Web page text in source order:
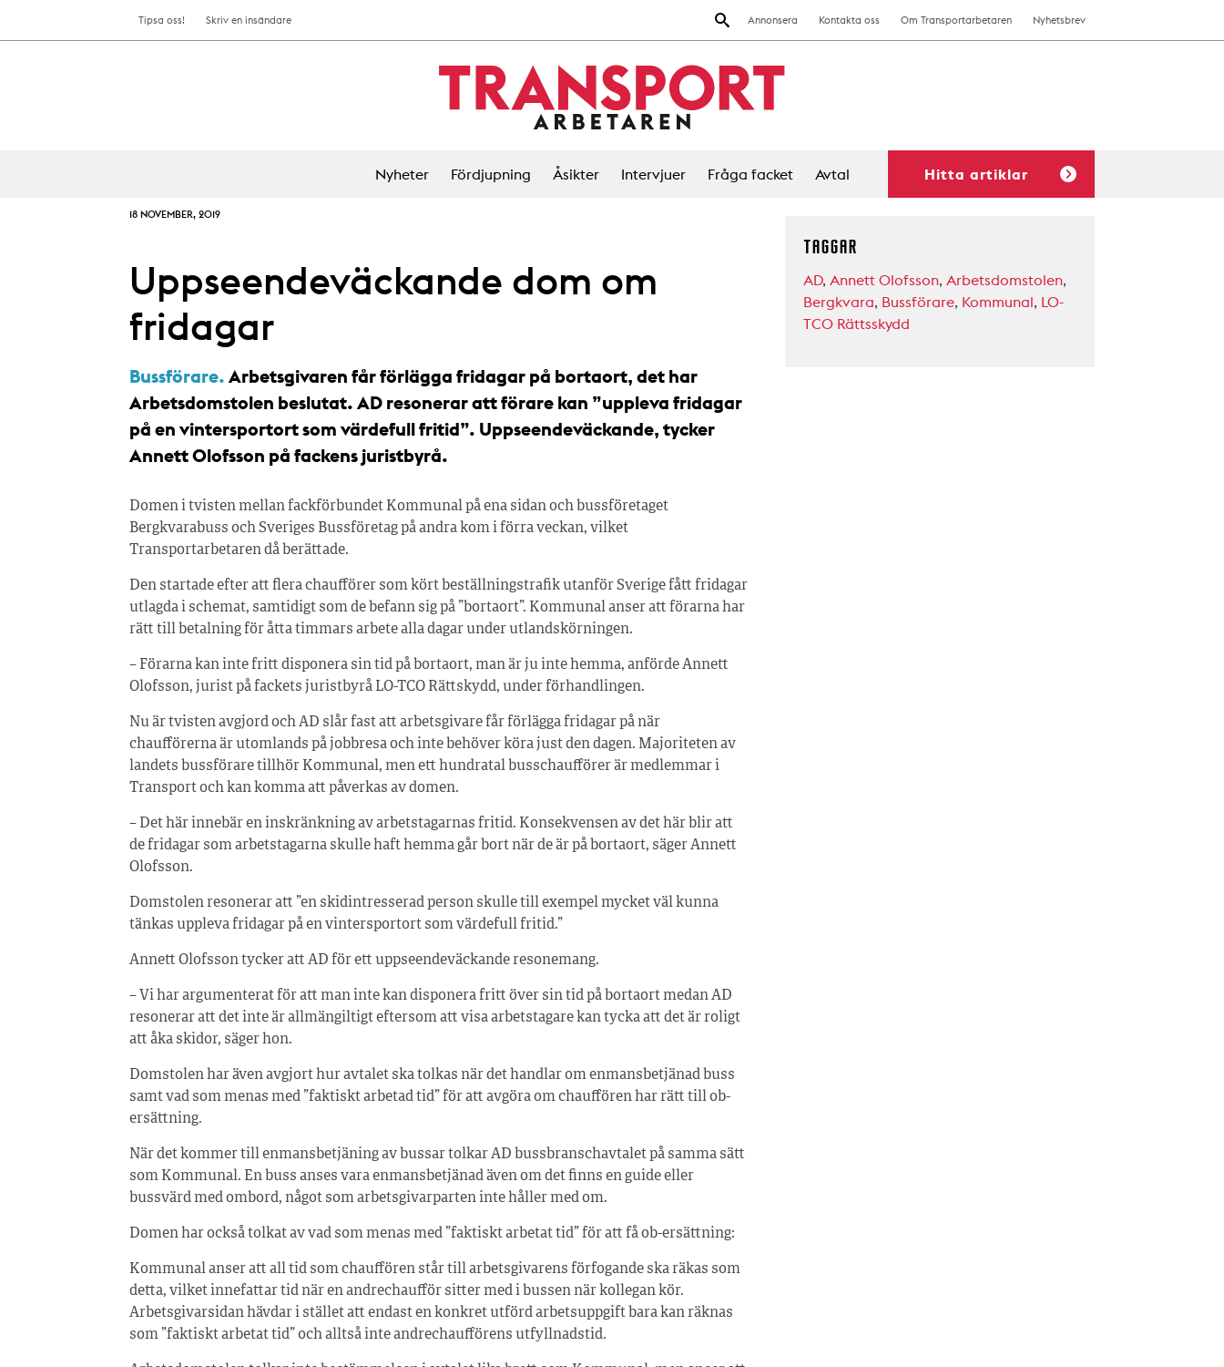
Annonsera Kontakta oss Om Transportarbetaren Nyhetsbrev
Tipsa oss! Skriv en insändare
Nyheter Fördjupning Åsikter Intervjuer Fråga facket Avtal Hitta artiklar
18 NOVEMBER, 2019
Uppseendeväckande dom om
fridagar
Bussförare. Arbetsgivaren får förlägga fridagar på bortaort, det har
Arbetsdomstolen beslutat. AD resonerar att förare kan ”uppleva fridagar
på en vintersportort som värdefull fritid”. Uppseendeväckande, tycker
Annett Olofsson på fackens juristbyrå.
Domen i tvisten mellan fackförbundet Kommunal på ena sidan och bussföretaget
Bergkvarabuss och Sveriges Bussföretag på andra kom i förra veckan, vilket
Transportarbetaren då berättade.
Den startade efter att flera chaufförer som kört beställningstrafik utanför Sverige fått fridagar
utlagda i schemat, samtidigt som de befann sig på ”bortaort”. Kommunal anser att förarna har
rätt till betalning för åtta timmars arbete alla dagar under utlandskörningen.
– Förarna kan inte fritt disponera sin tid på bortaort, man är ju inte hemma, anförde Annett
Olofsson, jurist på fackets juristbyrå LO-TCO Rättskydd, under förhandlingen.
Nu är tvisten avgjord och AD slår fast att arbetsgivare får förlägga fridagar på när
chaufförerna är utomlands på jobbresa och inte behöver köra just den dagen. Majoriteten av
landets bussförare tillhör Kommunal, men ett hundratal busschaufförer är medlemmar i
Transport och kan komma att påverkas av domen.
– Det här innebär en inskränkning av arbetstagarnas fritid. Konsekvensen av det här blir att
de fridagar som arbetstagarna skulle haft hemma går bort när de är på bortaort, säger Annett
Olofsson.
Domstolen resonerar att ”en skidintresserad person skulle till exempel mycket väl kunna
tänkas uppleva fridagar på en vintersportort som värdefull fritid.”
Annett Olofsson tycker att AD för ett uppseendeväckande resonemang.
– Vi har argumenterat för att man inte kan disponera fritt över sin tid på bortaort medan AD
resonerar att det inte är allmängiltigt eftersom att visa arbetstagare kan tycka att det är roligt
att åka skidor, säger hon.
Domstolen har även avgjort hur avtalet ska tolkas när det handlar om enmansbetjänad buss
samt vad som menas med ”faktiskt arbetad tid” för att avgöra om chauffören har rätt till ob-
ersättning.
När det kommer till enmansbetjäning av bussar tolkar AD bussbranschavtalet på samma sätt
som Kommunal. En buss anses vara enmansbetjänad även om det finns en guide eller
bussvärd med ombord, något som arbetsgivarparten inte håller med om.
Domen har också tolkat av vad som menas med ”faktiskt arbetat tid” för att få ob-ersättning:
Kommunal anser att all tid som chauffören står till arbetsgivarens förfogande ska räkas som
detta, vilket innefattar tid när en andrechaufför sitter med i bussen när kollegan kör.
Arbetsgivarsidan hävdar i stället att endast en konkret utförd arbetsuppgift bara kan räknas
som ”faktiskt arbetat tid” och alltså inte andrechaufförens utfyllnadstid.
TAGGAR
AD, Annett Olofsson, Arbetsdomstolen,
Bergkvara, Bussförare, Kommunal, LO-
TCO Rättsskydd